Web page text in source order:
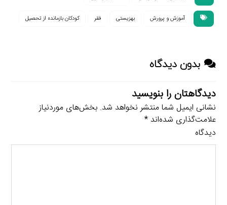
آموزش و پرورش بهزیستی فقر کودکان بازمانده از تحصیل
بدون دیدگاه
دیدگاهتان را بنویسید
نشانی ایمیل شما منتشر نخواهد شد. بخش‌های موردنیاز
علامت‌گذاری شده‌اند*
دیدگاه